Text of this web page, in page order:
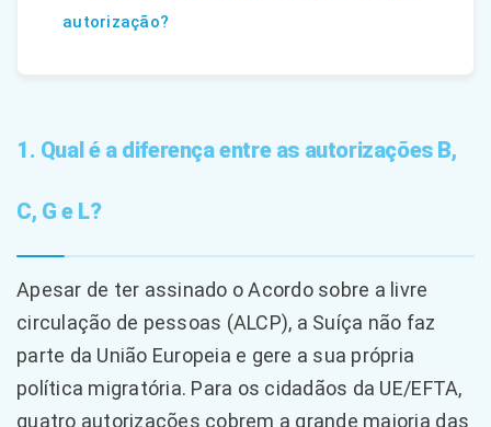
autorização?
1. Qual é a diferença entre as autorizações B,
C, G e L?
Apesar de ter assinado o Acordo sobre a livre
circulação de pessoas (ALCP), a Suíça não faz
parte da União Europeia e gere a sua própria
política migratória. Para os cidadãos da UE/EFTA,
quatro autorizações cobrem a grande maioria das